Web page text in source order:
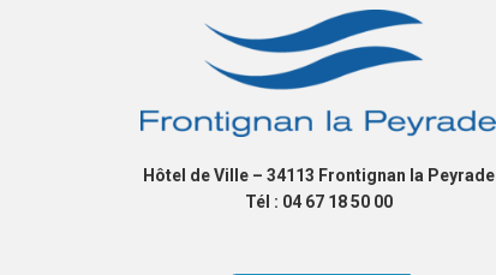
Hôtel de Ville – 34113 Frontignan la Peyrade
Tél : 04 67 18 50 00